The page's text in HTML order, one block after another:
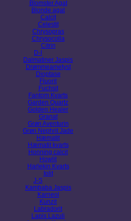
Blomster Agat
Blonde agat
Calcit
Celestit
Chrysopras
Chrysocolla
Citrin
D-I
Dalmatiner Jaspis
Drømmeametyst
Dioptase
Fluorit
Fuchsit
Fantom Kvarts
Garden Quartz
Golden Healer
Granat
Grøn Aventurin
Grøn Nephrit Jade
Hæmatit
Hæmatit kvarts
Honning calcit
Howlit
Harlekin Kvarts
Iolit
J-S
Kambaba Jaspis
Karneol
Kunzit
Labradorit
Lapis Lazuli